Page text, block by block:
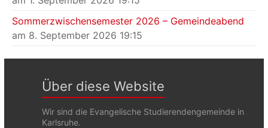
Sommerzwischensemester 2026 – Gemeindeabend
am 8. September 2026 19:15
Über diese Website
Wir sind die Evangelische Studierendengemeinde in
Karlsruhe.